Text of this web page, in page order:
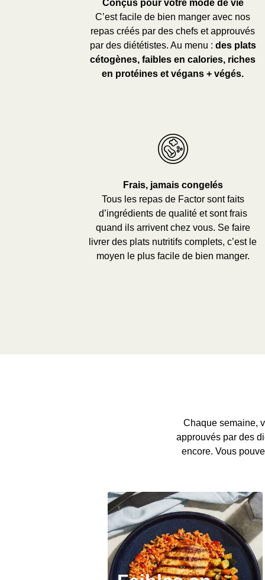
Conçus pour votre mode de vie
C’est facile de bien manger avec nos
repas créés par des chefs et approuvés
par des diététistes. Au menu : des plats
cétogènes, faibles en calories, riches
en protéines et végans + végés.
Frais, jamais congelés
Tous les repas de Factor sont faits
d’ingrédients de qualité et sont frais
quand ils arrivent chez vous. Se faire
livrer des plats nutritifs complets, c’est le
moyen le plus facile de bien manger.
Chaque semaine,
approuvés par des
encore. Vous